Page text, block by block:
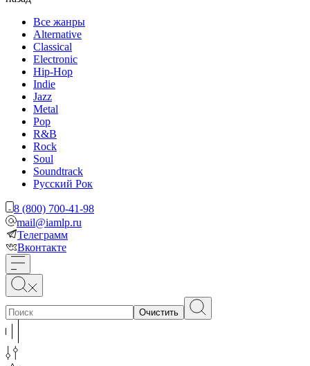
Все жанры
Alternative
Classical
Electronic
Hip-Hop
Indie
Jazz
Metal
Pop
R&B
Rock
Soul
Soundtrack
Русский Рок
8 (800) 700-41-98
mail@iamlp.ru
Телеграмм
Вконтакте
Очистить